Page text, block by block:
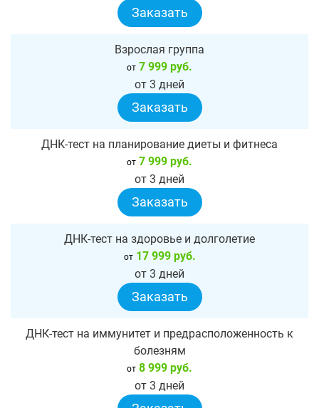
Заказать
Взрослая группа
от 7 999 руб.
от 3 дней
Заказать
ДНК-тест на планирование диеты и фитнеса
от 7 999 руб.
от 3 дней
Заказать
ДНК-тест на здоровье и долголетие
от17 999 руб.
от 3 дней
Заказать
ДНК-тест на иммунитет и предрасположенность к
болезням
от 8 999 руб.
от 3 дней